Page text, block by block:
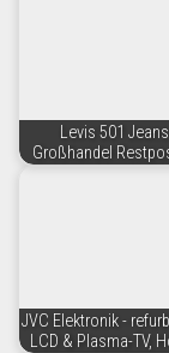
Levis 501 Jeans
Großhandel
JVC Elektronik -
LCD & Plasma-TV,